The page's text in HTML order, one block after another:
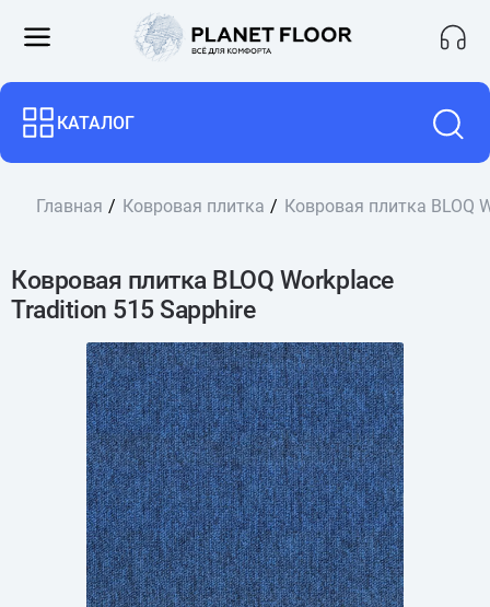
КАТАЛОГ
Главная Ковровая плитка Ковровая плитка BLOQ
Ковровая плитка BLOQ Workplace
Tradition 515 Sapphire